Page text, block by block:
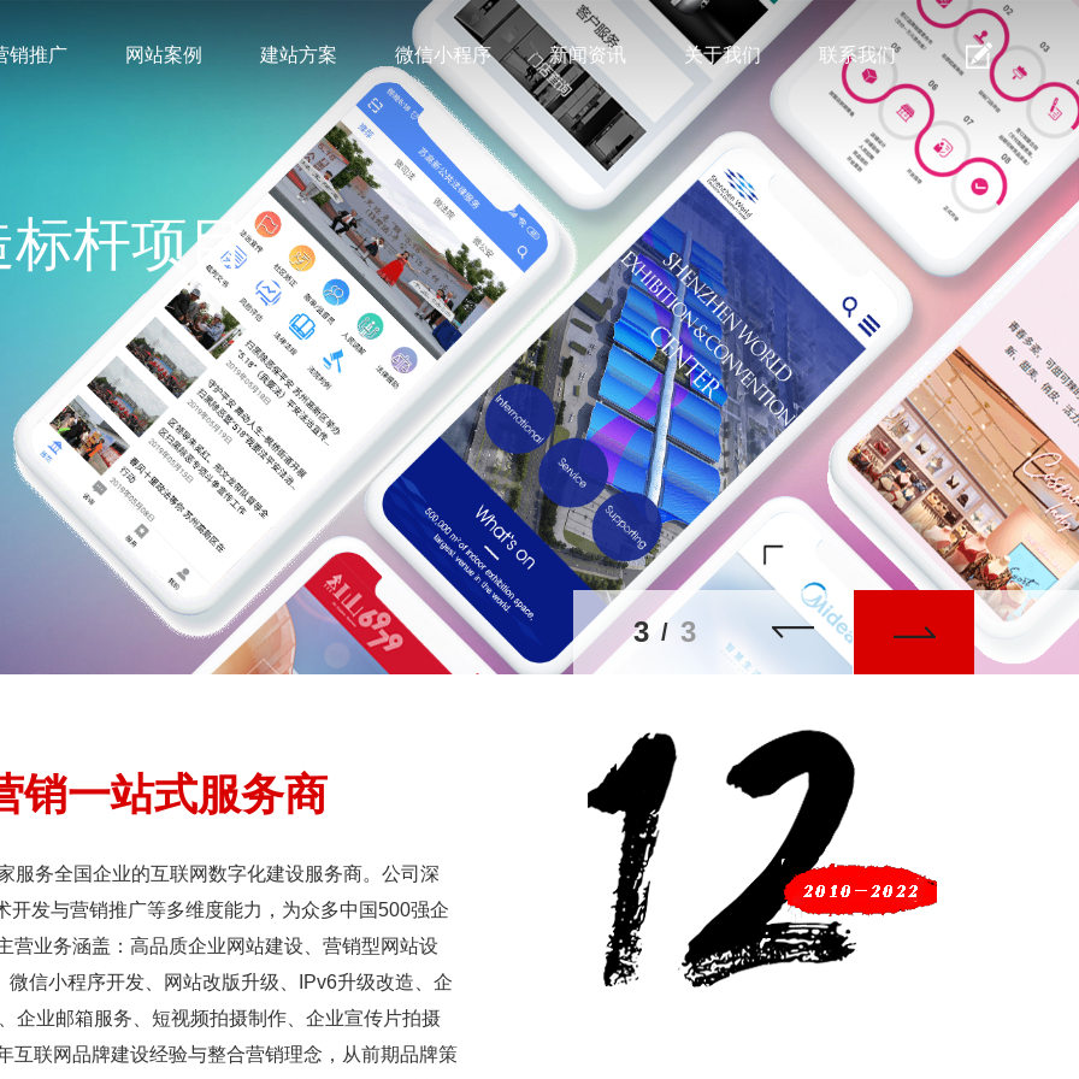
销推广 网站案例 建站方案 微信小程序 新闻资讯 关于我们 联系我们
杆项目
3 / 3
销一站式服务商
服务全国企业的互联网数字化建设服务商。公司深
发与营销推广等多维度能力，为众多中国500强企
营业务涵盖：高品质企业网站建设、营销型网站设
信小程序开发、网站改版升级、IPv6升级改造、企
企业邮箱服务、短视频拍摄制作、企业宣传片拍摄
互联网品牌建设经验与整合营销理念，从前期品牌策